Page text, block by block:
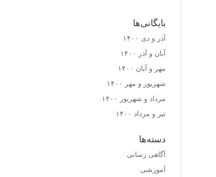
بایگانی‌ها
آذر و دی ۱۴۰۰
آبان و آذر ۱۴۰۰
مهر و آبان ۱۴۰۰
شهریور و مهر ۱۴۰۰
مرداد و شهریور ۱۴۰۰
تیر و مرداد ۱۴۰۰
دسته‌ها
آگاهی رسانی
آموزشی